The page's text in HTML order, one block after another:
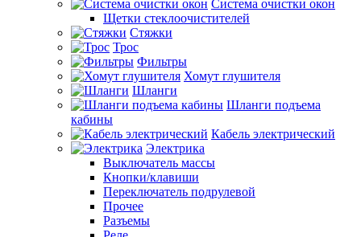
Система очистки окон
Щетки стеклоочистителей
Стяжки
Трос
Фильтры
Хомут глушителя
Шланги
Шланги подъема
кабины
Кабель электрический
Электрика
Выключатель массы
Кнопки/клавиши
Переключатель подрулевой
Прочее
Разъемы